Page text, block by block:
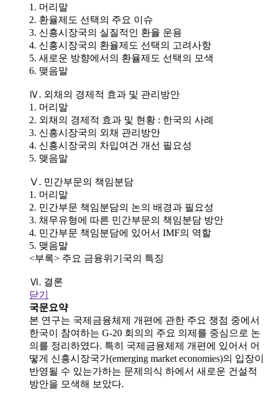
1. 머리말
2. 환율제도 선택의 주요 이슈
3. 신흥시장국의 실질적인 환율 운용
4. 신흥시장국의 환율제도 선택의 고려사항
5. 새로운 방향에서의 환율제도 선택의 모색
6. 맺음말
Ⅳ. 외채의 경제적 효과 및 관리방안
1. 머리말
2. 외채의 경제적 효과 및 현황 : 한국의 사례
3. 신흥시장국의 외채 관리방안
4. 신흥시장국의 차입여건 개선 필요성
5. 맺음말
Ⅴ. 민간부문의 책임분담
1. 머리말
2. 민간부문 책임분담의 논의 배경과 필요성
3. 채무유형에 따른 민간부문의 책임분담 방안
4. 민간부문 책임분담에 있어서 IMF의 역할
5. 맺음말
<부록> 주요 금융위기국의 특징
Ⅵ. 결론
닫기
국문요약
본 연구는 국제금융체제 개편에 관한 주요 쟁점 중에서
한국이 참여하는 G-20 회의의 주요 의제를 중심으로 논
의를 정리하였다. 특히 국제금융체제 개편에 있어서 어
떻게 신흥시장국가(emerging market economies)의 입장이
반영될 수 있는가하는 문제의식 하에서 새로운 건설적
방안을 모색해 보았다.